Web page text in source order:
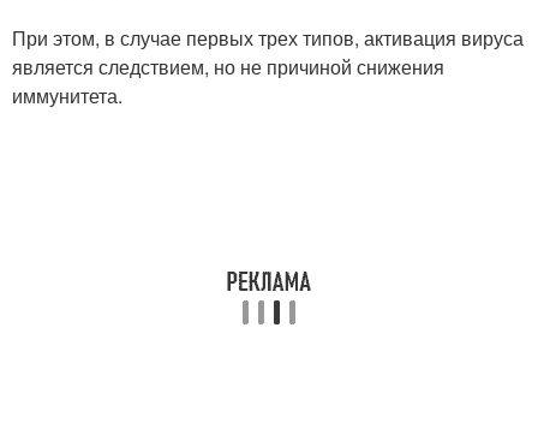
При этом, в случае первых трех типов, активация вируса
является следствием, но не причиной снижения
иммунитета.